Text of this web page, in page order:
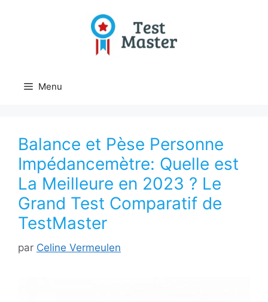
Menu
Balance et Pèse Personne
Impédancemètre: Quelle est
La Meilleure en 2023 ? Le
Grand Test Comparatif de
TestMaster
par Celine Vermeulen